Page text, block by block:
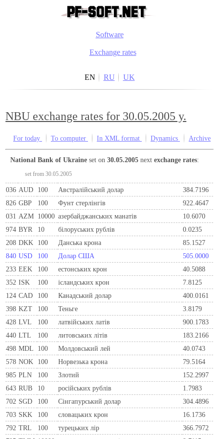
Software
Exchange rates
EN RU UK
NBU exchange rates for 30.05.2005 y.
For today To computer In XML format Dynamics Archive
National Bank of Ukraine set on30.05.2005 nextexchange rates:
set from 30.05.2005
036 AUD 100 Австралійський долар
384.7196
826 GBP 100 Фунт стерлінгів
922.4647
031 AZM 10000 азербайджанських манатів
10.6070
974 BYR 10 білоруських рублів
0.0235
208 DKK 100 Данська крона
85.1527
840 USD 100 Долар США
505.0000
233 EEK 100 естонських крон
40.5088
352 ISK 100 ісландських крон
7.8125
124 CAD 100 Канадський долар
400.0161
398 KZT 100 Теньге
3.8179
428 LVL 100 латвійських латів
900.1783
440 LTL 100 литовських літів
183.2166
498 MDL 100 Молдовський лей
40.0743
578 NOK 100 Норвезька крона
79.5164
985 PLN 100 Злотий
152.2997
643 RUB 10 російських рублів
1.7983
702 SGD 100 Сінгапурський долар
304.4896
703 SKK 100 словацьких крон
16.1736
792 TRL 100 турецьких лір
366.7972